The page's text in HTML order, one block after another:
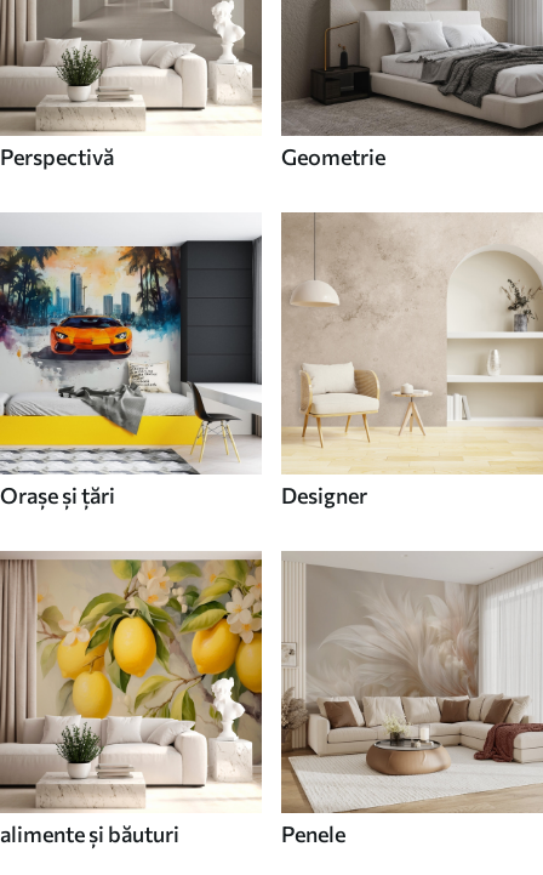
Perspectivă Geometrie
Orașe și țări Designer
alimente și băuturi Penele